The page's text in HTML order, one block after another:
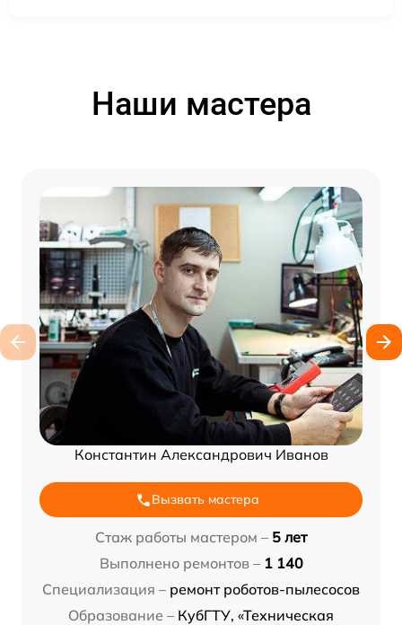
Наши мастера
Константин Александрович Иванов
Вызвать мастера
Стаж работы мастером – 5 лет
Выполнено ремонтов – 1 140
Специализация – ремонт роботов-пылесосов
Образование – КубГТУ, «Техническая